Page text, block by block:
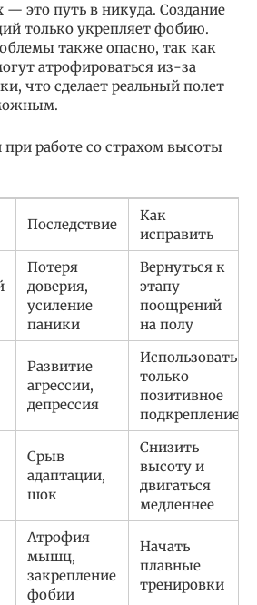
— это путь в никуда. Создание
только укрепляет фобию.
также опасно, так как
атрофироваться из-за
что сделает реальный полет
работе со страхом высоты
Последствие
Как
исправить
Потеря
доверия,
усиление
паники
Вернуться к
этапу
поощрений
на полу
Развитие
агрессии,
депрессия
Использовать
только
позитивное
подкрепление
Срыв
адаптации,
шок
Снизить
высоту и
двигаться
медленнее
Атрофия
мышц,
закрепление
фобии
Начать
плавные
тренировки